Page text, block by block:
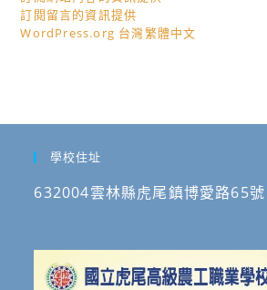
訂閱留言的資訊提供
WordPress.org 台灣繁體中文
學校住址
632004雲林縣虎尾鎮博愛路65號